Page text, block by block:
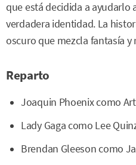
que está decidida a ayudarlo
verdadera identidad. La
oscuro que mezcla fantasía y
Reparto
Joaquin Phoenix como
Lady Gaga como Lee
Brendan Gleeson como